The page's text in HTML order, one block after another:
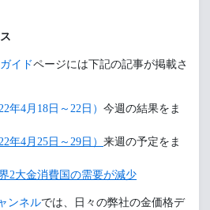
イドページには下記の記事が掲載さ
年4月18日～22日） 今週の結果をま
年4月25日～29日） 来週の予定をま
2大金消費国の需要が減少
ンネルでは、日々の弊社の金価格デ